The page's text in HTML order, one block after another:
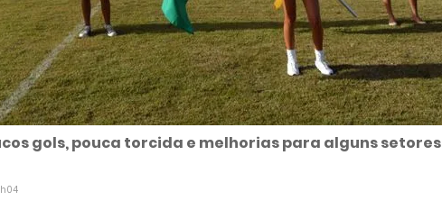
gols, pouca torcida e melhorias para alguns